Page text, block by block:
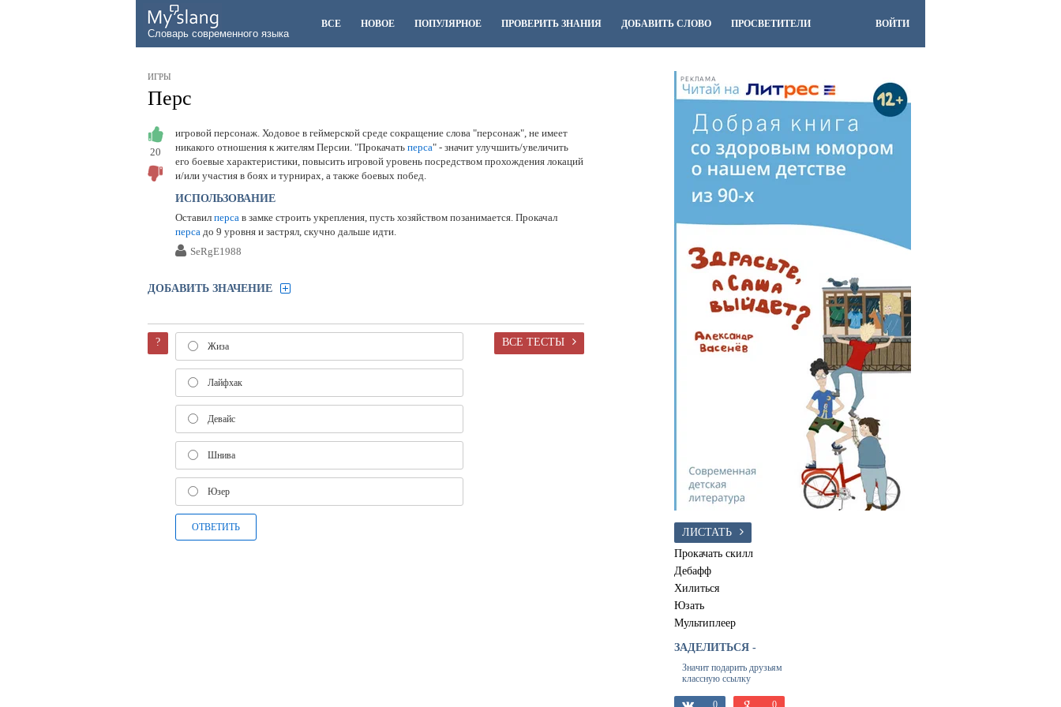
Словарь современного языка
ВСЕ НОВОЕ ПОПУЛЯРНОЕ ПРОВЕРИТЬ ЗНАНИЯ ДОБАВИТЬ СЛОВО ПРОСВЕТИТЕЛИ ВОЙТИ
ИГРЫ
Перс
20
игровой персонаж. Ходовое в геймерской среде сокращение слова "персонаж", не имеет
никакого отношения к жителям Персии. "Прокачать перса" - значит улучшить/увеличить
его боевые характеристики, повысить игровой уровень посредством прохождения локаций
и/или участия в боях и турнирах, а также боевых побед.
ИСПОЛЬЗОВАНИЕ
Оставил перса в замке строить укрепления, пусть хозяйством позанимается. Прокачал
перса до 9 уровня и застрял, скучно дальше идти.
SeRgE1988
ДОБАВИТЬ ЗНАЧЕНИЕ
? ВСЕ ТЕСТЫ
Жиза
Лайфхак
Девайс
Шнива
Юзер
РЕКЛАМА
ЛИСТАТЬ
Прокачать скилл
Дебафф
Хилиться
Юзать
Мультиплеер
ЗАДЕЛИТЬСЯ -
Значит подарить друзьям
классную ссылку